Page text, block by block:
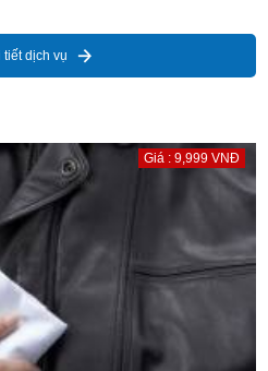
tiết dịch vụ
Giá : 9,999 VNĐ